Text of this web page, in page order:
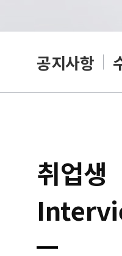
공지사항
취업생